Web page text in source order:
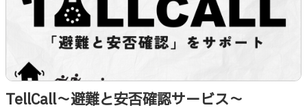
TellCall〜避難と安否確認サービス〜